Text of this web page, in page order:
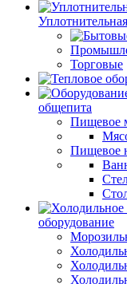
Торговые
общепита
Пищевое
Пищевое
оборудование